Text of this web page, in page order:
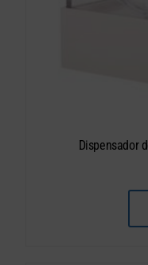
Dispensador